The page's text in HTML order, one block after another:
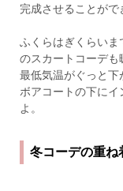
完成させることがで
ふくらはぎくらい
のスカートコーデ
最低気温がぐっと下
ボアコートの下に
よ。
冬コーデの重ね